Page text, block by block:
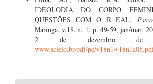
IDEOLODIA DO CORPO
QUESTÕES COM O R EAL.
Maringá, v.18, n. 1, p. 49-59, jan/mar.
2 de dezembro
www.scielo.br/pdf/pe/v18n1/